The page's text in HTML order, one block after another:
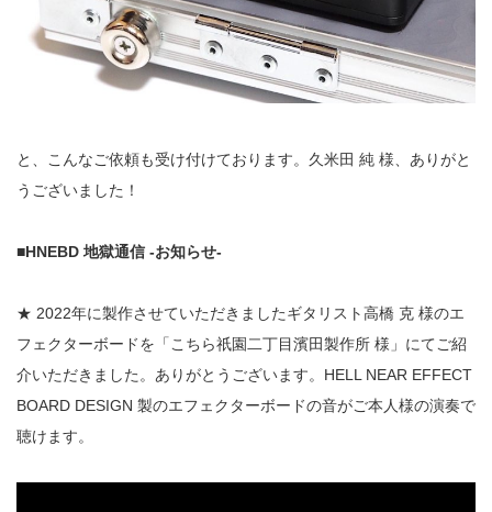
と、こんなご依頼も受け付けております。久米田 純 様、ありがと
うございました！
■HNEBD 地獄通信 -お知らせ-
★ 2022年に製作させていただきましたギタリスト高橋 克 様のエ
フェクターボードを「こちら祇園二丁目濱田製作所 様」にてご紹
介いただきました。ありがとうございます。HELL NEAR EFFECT
BOARD DESIGN 製のエフェクターボードの音がご本人様の演奏で
聴けます。